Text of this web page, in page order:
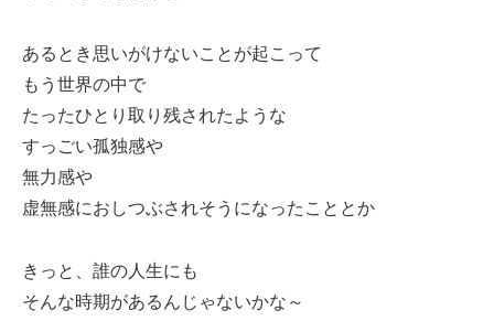
あるとき思いがけないことが起こって
もう世界の中で
たったひとり取り残されたような
すっごい孤独感や
無力感や
虚無感におしつぶされそうになったこととか
きっと、誰の人生にも
そんな時期があるんじゃないかな～